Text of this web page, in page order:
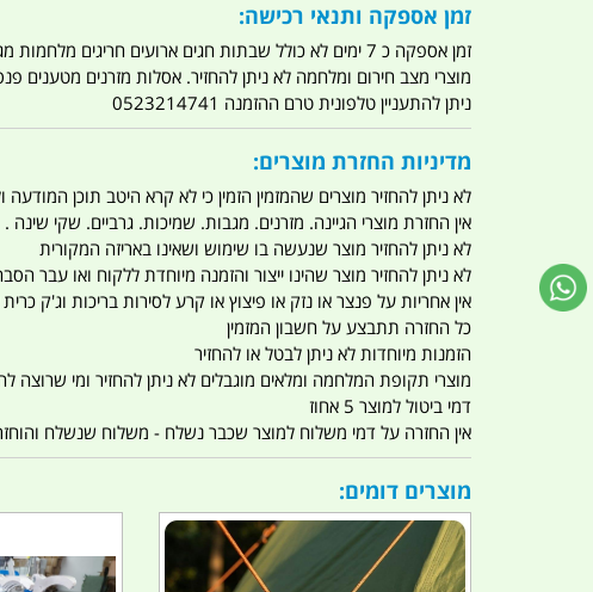
זמן אספקה ותנאי רכישה:
זמן אספקה כ 7 ימים לא כולל שבתות חגים ארועים חריגים מלחמות מגפה מתקפת טרור מתקפת מחשבים
מוצרי מצב חירום ומלחמה לא ניתן להחזיר. אסלות מזרנים מטענים
ניתן להתעניין טלפונית טרם ההזמנה 0523214741
מדיניות החזרת מוצרים:
לא ניתן להחזיר מוצרים שהמזמין הזמין כי לא קרא היטב תוכן
אין החזרת מוצרי הגיינה. מזרנים. מגבות. שמיכות. גרביים. שקי שינה .
לא ניתן להחזיר מוצר שנעשה בו שימוש ושאינו באריזה המקורית
לא ניתן להחזיר מוצר שהינו ייצור והזמנה מיוחדת ללקוח ואו עבר
אין אחריות על פנצר או נזק או פיצוץ או קרע לסירות בריכות וג'ק כרית
כל החזרה תתבצע על חשבון המזמין
הזמנות מיוחדות לא ניתן לבטל או להחזיר
מוצרי תקופת המלחמה ומלאים מוגבלים לא ניתן להחזיר ומי שרוצה
דמי ביטול למוצר 5 אחוז
אין החזרה על דמי משלוח למוצר שכבר נשלח - משלוח שנשלח והוחזר
מוצרים דומים: